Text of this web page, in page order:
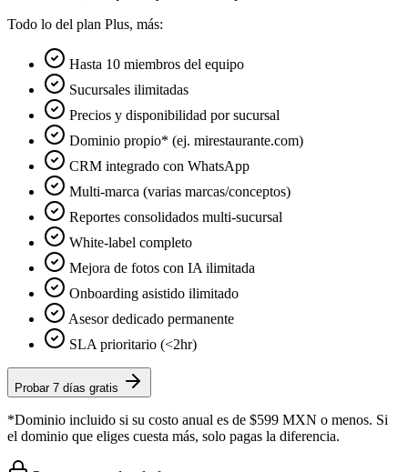
Todo lo del plan Plus, más:
Hasta 10 miembros del equipo
Sucursales ilimitadas
Precios y disponibilidad por sucursal
Dominio propio* (ej. mirestaurante.com)
CRM integrado con WhatsApp
Multi-marca (varias marcas/conceptos)
Reportes consolidados multi-sucursal
White-label completo
Mejora de fotos con IA ilimitada
Onboarding asistido ilimitado
Asesor dedicado permanente
SLA prioritario (<2hr)
Probar 7 días gratis
*Dominio incluido si su costo anual es de $599 MXN o menos. Si
el dominio que eliges cuesta más, solo pagas la diferencia.